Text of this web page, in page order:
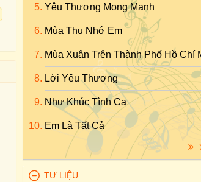
Yêu Thương Mong Manh
Mùa Thu Nhớ Em
Mùa Xuân Trên Thành Phố Hồ Chí
Lời Yêu Thương
Như Khúc Tình Ca
Em Là Tất Cả
TƯ LIỆU